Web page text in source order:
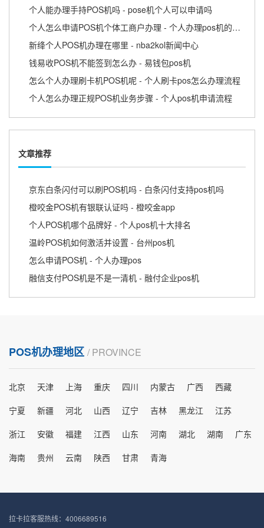
个人能办理手持POS机吗 - pose机个人可以申请吗
个人怎么申请POS机个体工商户办理 - 个人办理pos机的流程
新绛个人POS机办理在哪里 - nba2kol新闻中心
钱易收POS机不能签到怎么办 - 易钱包pos机
怎么个人办理刷卡机POS机呢 - 个人刷卡pos怎么办理流程
个人怎么办理正规POS机业务步骤 - 个人pos机申请流程
文章推荐
京东白条闪付可以刷POS机吗 - 白条闪付支持pos机吗
橙咬金POS机有银联认证吗 - 橙咬金app
个人POS机哪个品牌好 - 个人pos机十大排名
温岭POS机如何激活并设置 - 台州pos机
怎么申请POS机 - 个人办理pos
融信支付POS机是不是一清机 - 融付企业pos机
POS机办理地区 / PROVINCE
北京 天津 上海 重庆 四川 内蒙古 广西
西藏
宁夏
新疆 河北 山西 辽宁 吉林 黑龙江
江苏
浙江
安徽 福建 江西 山东 河南 湖北 湖南
广东
海南
贵州 云南 陕西 甘肃 青海
拉卡拉客服热线：4006689516